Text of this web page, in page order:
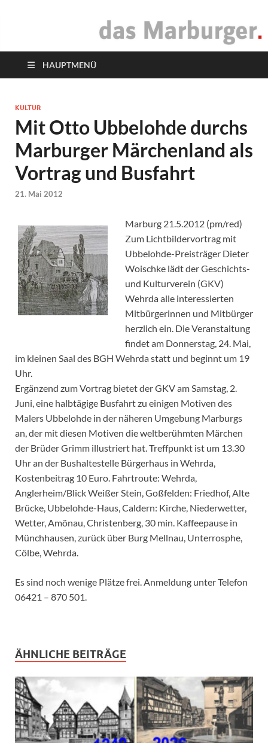
das Marburger.
HAUPTMENÜ
KULTUR
Mit Otto Ubbelohde durchs
Marburger Märchenland als
Vortrag und Busfahrt
21. Mai 2012
Marburg 21.5.2012 (pm/red)
Zum Lichtbildervortrag mit
Ubbelohde-Preisträger Dieter
Woischke lädt der Geschichts-
und Kulturverein (GKV)
Wehrda alle interessierten
Mitbürgerinnen und Mitbürger
herzlich ein. Die Veranstaltung
findet am Donnerstag, 24. Mai,
im kleinen Saal des BGH Wehrda statt und beginnt um 19
Uhr.
Ergänzend zum Vortrag bietet der GKV am Samstag, 2.
Juni, eine halbtägige Busfahrt zu einigen Motiven des
Malers Ubbelohde in der näheren Umgebung Marburgs
an, der mit diesen Motiven die weltberühmten Märchen
der Brüder Grimm illustriert hat. Treffpunkt ist um 13.30
Uhr an der Bushaltestelle Bürgerhaus in Wehrda,
Kostenbeitrag 10 Euro. Fahrtroute: Wehrda,
Anglerheim/Blick Weißer Stein, Goßfelden: Friedhof, Alte
Brücke, Ubbelohde-Haus, Caldern: Kirche, Niederwetter,
Wetter, Amönau, Christenberg, 30 min. Kaffeepause in
Münchhausen, zurück über Burg Mellnau, Unterrosphe,
Cölbe, Wehrda.
Es sind noch wenige Plätze frei. Anmeldung unter Telefon
06421 – 870 501.
ÄHNLICHE BEITRÄGE